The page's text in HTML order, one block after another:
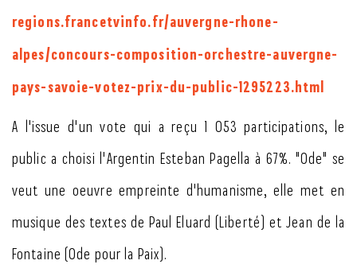
regions.francetvinfo.fr/auvergne-rhone-
alpes/concours-composition-orchestre-auvergne-
pays-savoie-votez-prix-du-public-1295223.html
A l'issue d'un vote qui a reçu 1 053 participations, le
public a choisi l'Argentin Esteban Pagella à 67%. "Ode" se
veut une oeuvre empreinte d'humanisme, elle met en
musique des textes de Paul Eluard (Liberté) et Jean de la
Fontaine (Ode pour la Paix).